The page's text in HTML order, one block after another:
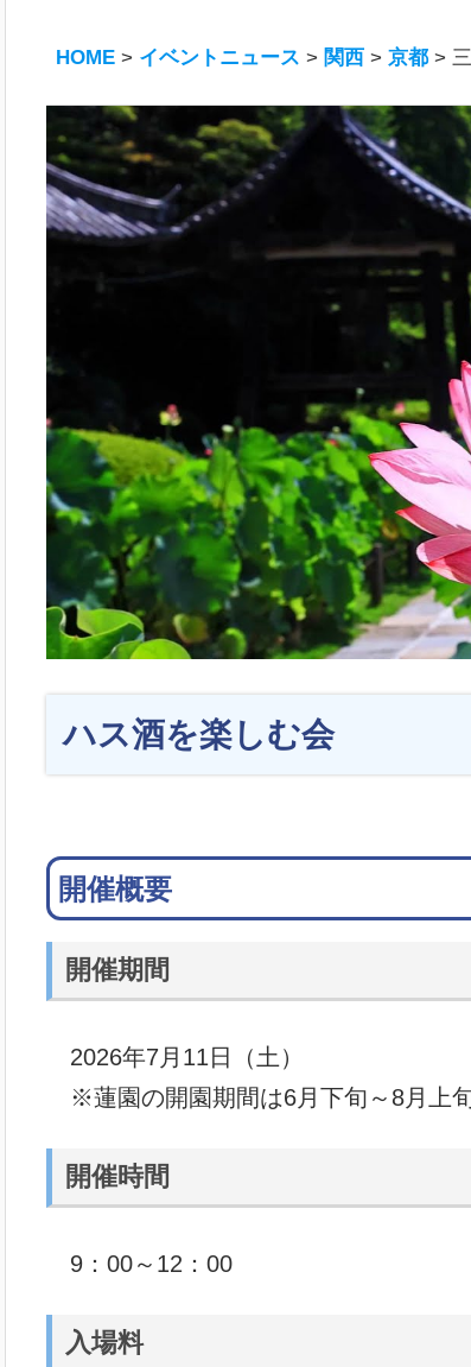
HOME > イベントニュース > 関西 >京都 >
ハス酒を楽しむ会
開催概要
開催期間
2026年7月11日（土）
※蓮園の開園期間は6月下旬～8月上
開催時間
9：00～12：00
入場料